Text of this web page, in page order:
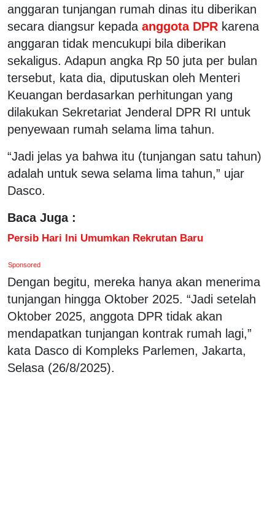
anggaran tunjangan rumah dinas itu diberikan
secara diangsur kepada anggota DPR karena
anggaran tidak mencukupi bila diberikan
sekaligus. Adapun angka Rp 50 juta per bulan
tersebut, kata dia, diputuskan oleh Menteri
Keuangan berdasarkan perhitungan yang
dilakukan Sekretariat Jenderal DPR RI untuk
penyewaan rumah selama lima tahun.
“Jadi jelas ya bahwa itu (tunjangan satu tahun)
adalah untuk sewa selama lima tahun,” ujar
Dasco.
Baca Juga :
Persib Hari Ini Umumkan Rekrutan Baru
Sponsored
Dengan begitu, mereka hanya akan menerima
tunjangan hingga Oktober 2025. “Jadi setelah
Oktober 2025, anggota DPR tidak akan
mendapatkan tunjangan kontrak rumah lagi,”
kata Dasco di Kompleks Parlemen, Jakarta,
Selasa (26/8/2025).